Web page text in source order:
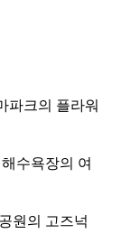
파크의 플라워
수욕장의 여
원의 고즈넉